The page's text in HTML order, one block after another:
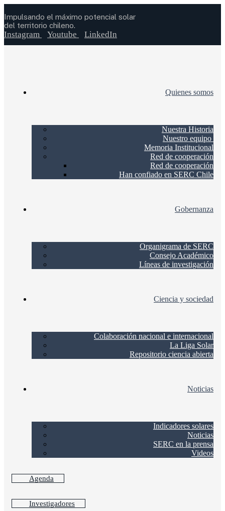
Impulsando el máximo potencial solar
del territorio chileno.
Instagram Youtube LinkedIn
Quienes somos
Nuestra Historia
Nuestro equipo
Memoria Institucional
Red de cooperación
Red de cooperación
Han confiado en SERC Chile
Gobernanza
Organigrama de SERC
Consejo Académico
Líneas de investigación
Ciencia y sociedad
Colaboración nacional e internacional
La Liga Solar
Repositorio ciencia abierta
Noticias
Indicadores solares
Noticias
SERC en la prensa
Videos
Agenda
Investigadores